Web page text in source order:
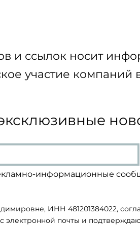
и ссылок носит
участие компаний
информационные
ИНН 481201384022,
почты и